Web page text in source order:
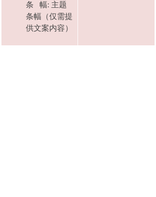
条 幅: 主题
条幅（仅需提
供文案内容）